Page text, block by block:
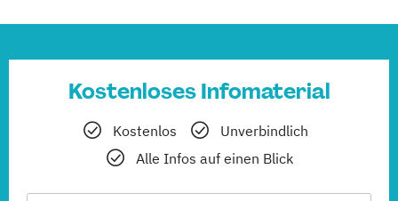
Kostenloses Infomaterial
Kostenlos
Unverbindlich
Alle Infos auf einen Blick